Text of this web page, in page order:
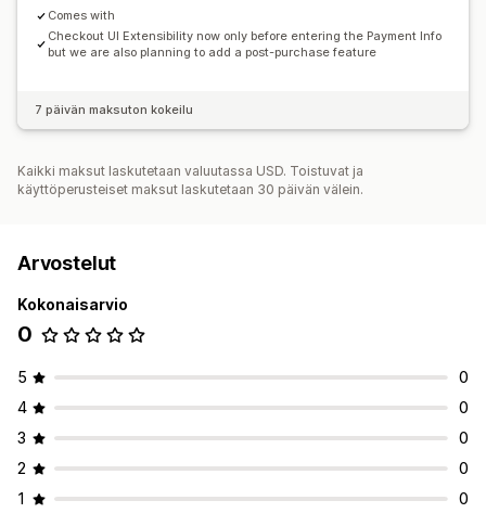
Reklamaatioiden hallinta
Mukautetut käytännöt Seuranta
Comes with
Checkout UI Extensibility now only before entering the Payment Info
but we are also planning to add a post-purchase feature
7 päivän maksuton kokeilu
Kaikki maksut laskutetaan valuutassa USD. Toistuvat ja
käyttöperusteiset maksut laskutetaan 30 päivän välein.
Arvostelut
Kokonaisarvio
0
5
0
4
0
3
0
2
0
1
0